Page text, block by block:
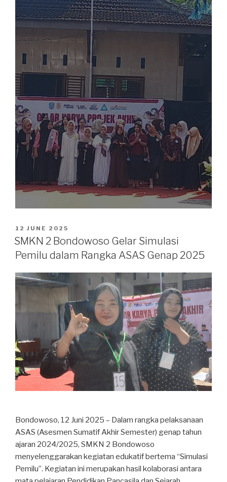
12 JUNE 2025
SMKN 2 Bondowoso Gelar Simulasi
Pemilu dalam Rangka ASAS Genap 2025
Bondowoso, 12 Juni 2025 – Dalam rangka pelaksanaan
ASAS (Asesmen Sumatif Akhir Semester) genap tahun
ajaran 2024/2025, SMKN 2 Bondowoso
menyelenggarakan kegiatan edukatif bertema “Simulasi
Pemilu”. Kegiatan ini merupakan hasil kolaborasi antara